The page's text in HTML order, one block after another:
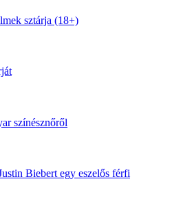
sztárja (18+)
színésznőről
Biebert egy eszelős férfi